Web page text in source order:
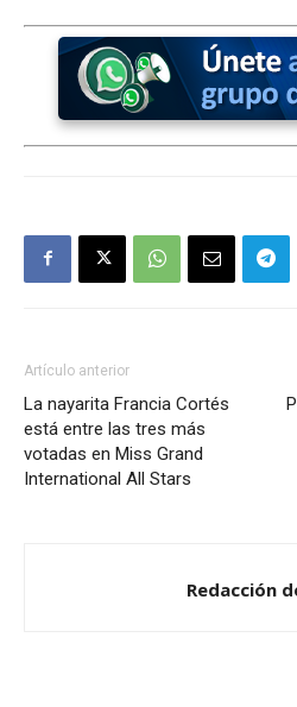
Artículo anterior
La nayarita Francia Cortés
está entre las tres más
votadas en Miss Grand
International All Stars
Redacción